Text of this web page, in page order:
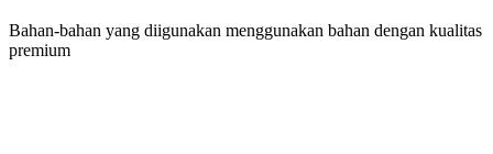
Bahan-bahan yang diigunakan menggunakan bahan dengan kualitas
premium